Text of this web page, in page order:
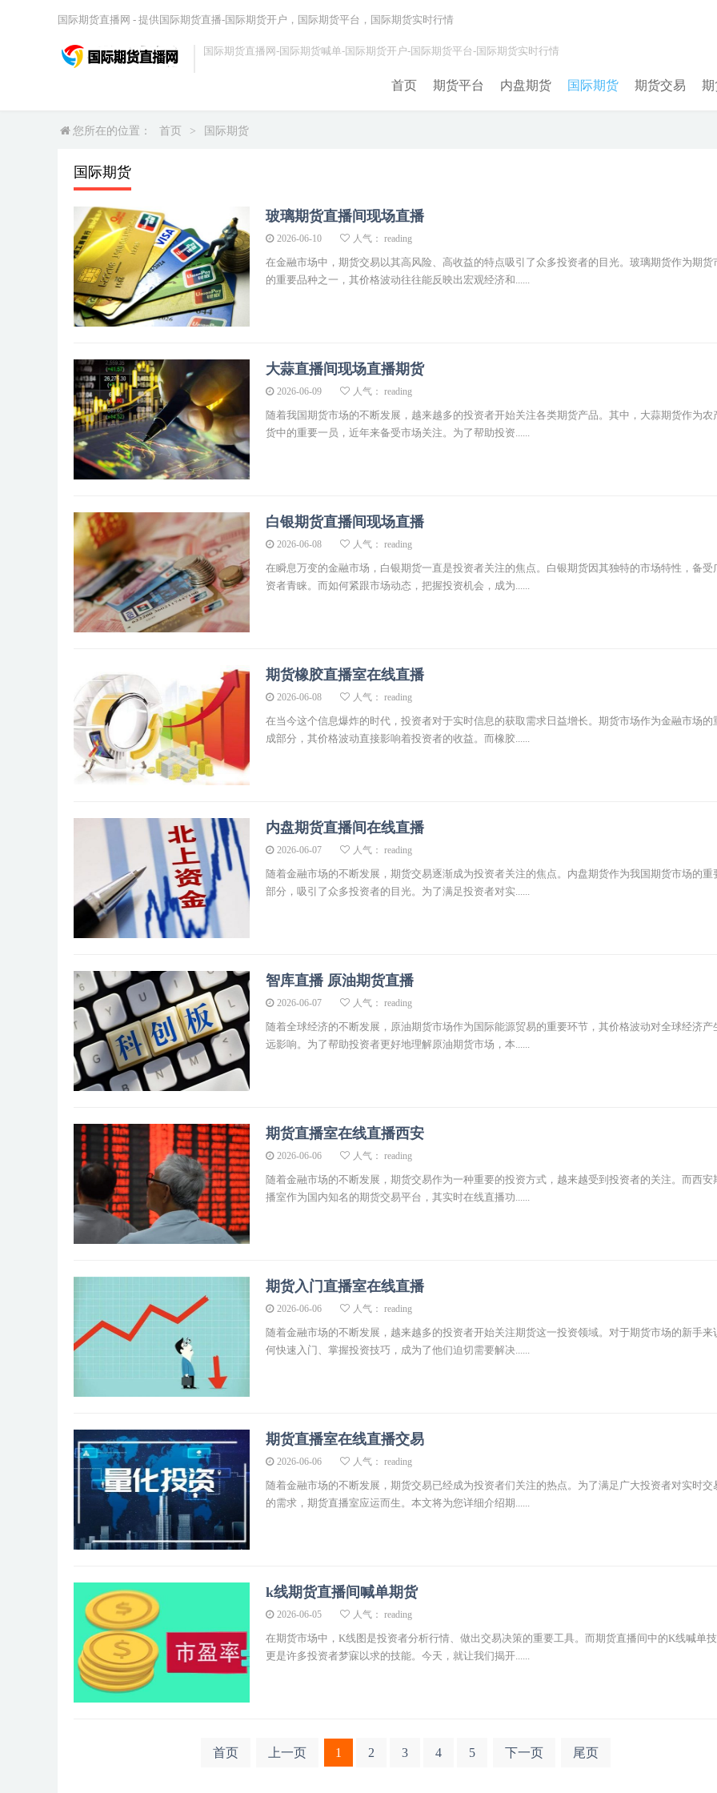
国际期货直播网-国际期货喊单-国际期货开户-国际期货平台-国际期货实时行情
首页 期货平台 内盘期货 国际期货 期货交易 期
国际期货直播网 - 提供国际期货直播-国际期货开户，国际期货平台，国际期货实时行情
您所在的位置： 首页 > 国际期货
国际期货
玻璃期货直播间现场直播
2026-06-10 人气： reading
在金融市场中，期货交易以其高风险、高收益的特点吸引了众多投资者的目光。玻璃期货作为期货
的重要品种之一，其价格波动往往能反映出宏观经济和......
大蒜直播间现场直播期货
2026-06-09 人气： reading
随着我国期货市场的不断发展，越来越多的投资者开始关注各类期货产品。其中，大蒜期货作为农
货中的重要一员，近年来备受市场关注。为了帮助投资......
白银期货直播间现场直播
2026-06-08 人气： reading
在瞬息万变的金融市场，白银期货一直是投资者关注的焦点。白银期货因其独特的市场特性，备受
资者青睐。而如何紧跟市场动态，把握投资机会，成为......
期货橡胶直播室在线直播
2026-06-08 人气： reading
在当今这个信息爆炸的时代，投资者对于实时信息的获取需求日益增长。期货市场作为金融市场的
成部分，其价格波动直接影响着投资者的收益。而橡胶......
内盘期货直播间在线直播
2026-06-07 人气： reading
随着金融市场的不断发展，期货交易逐渐成为投资者关注的焦点。内盘期货作为我国期货市场的重
部分，吸引了众多投资者的目光。为了满足投资者对实......
智库直播 原油期货直播
2026-06-07 人气： reading
随着全球经济的不断发展，原油期货市场作为国际能源贸易的重要环节，其价格波动对全球经济产
远影响。为了帮助投资者更好地理解原油期货市场，本......
期货直播室在线直播西安
2026-06-06 人气： reading
随着金融市场的不断发展，期货交易作为一种重要的投资方式，越来越受到投资者的关注。而西安
播室作为国内知名的期货交易平台，其实时在线直播功......
期货入门直播室在线直播
2026-06-06 人气： reading
随着金融市场的不断发展，越来越多的投资者开始关注期货这一投资领域。对于期货市场的新手来
何快速入门、掌握投资技巧，成为了他们迫切需要解决......
期货直播室在线直播交易
2026-06-06 人气： reading
随着金融市场的不断发展，期货交易已经成为投资者们关注的热点。为了满足广大投资者对实时交
的需求，期货直播室应运而生。本文将为您详细介绍期......
k线期货直播间喊单期货
2026-06-05 人气： reading
在期货市场中，K线图是投资者分析行情、做出交易决策的重要工具。而期货直播间中的K线喊单技
更是许多投资者梦寐以求的技能。今天，就让我们揭开......
首页 上一页 1 2 3 4 5 下一页 尾页